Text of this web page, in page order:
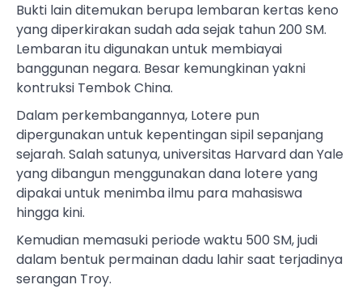
Bukti lain ditemukan berupa lembaran kertas keno
yang diperkirakan sudah ada sejak tahun 200 SM.
Lembaran itu digunakan untuk membiayai
banggunan negara. Besar kemungkinan yakni
kontruksi Tembok China.
Dalam perkembangannya, Lotere pun
dipergunakan untuk kepentingan sipil sepanjang
sejarah. Salah satunya, universitas Harvard dan Yale
yang dibangun menggunakan dana lotere yang
dipakai untuk menimba ilmu para mahasiswa
hingga kini.
Kemudian memasuki periode waktu 500 SM, judi
dalam bentuk permainan dadu lahir saat terjadinya
serangan Troy.